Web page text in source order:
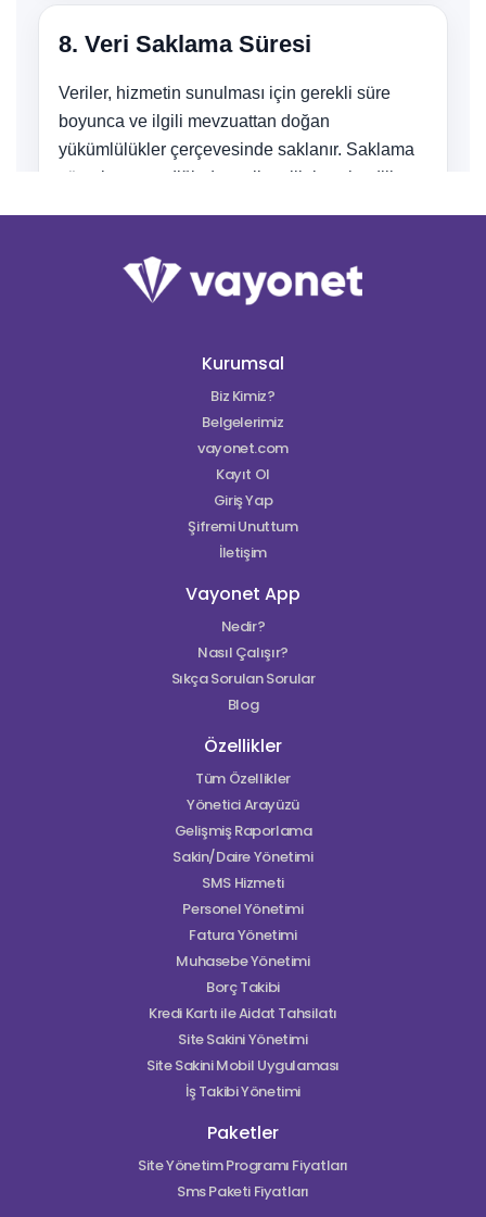
Kurumsal
Biz Kimiz?
Belgelerimiz
vayonet.com
Kayıt Ol
Giriş Yap
Şifremi Unuttum
İletişim
Vayonet App
Nedir?
Nasıl Çalışır?
Sıkça Sorulan Sorular
Blog
Özellikler
Tüm Özellikler
Yönetici Arayüzü
Gelişmiş Raporlama
Sakin/Daire Yönetimi
SMS Hizmeti
Personel Yönetimi
Fatura Yönetimi
Muhasebe Yönetimi
Borç Takibi
Kredi Kartı ile Aidat Tahsilatı
Site Sakini Yönetimi
Site Sakini Mobil Uygulaması
İş Takibi Yönetimi
Paketler
Site Yönetim Programı Fiyatları
Sms Paketi Fiyatları